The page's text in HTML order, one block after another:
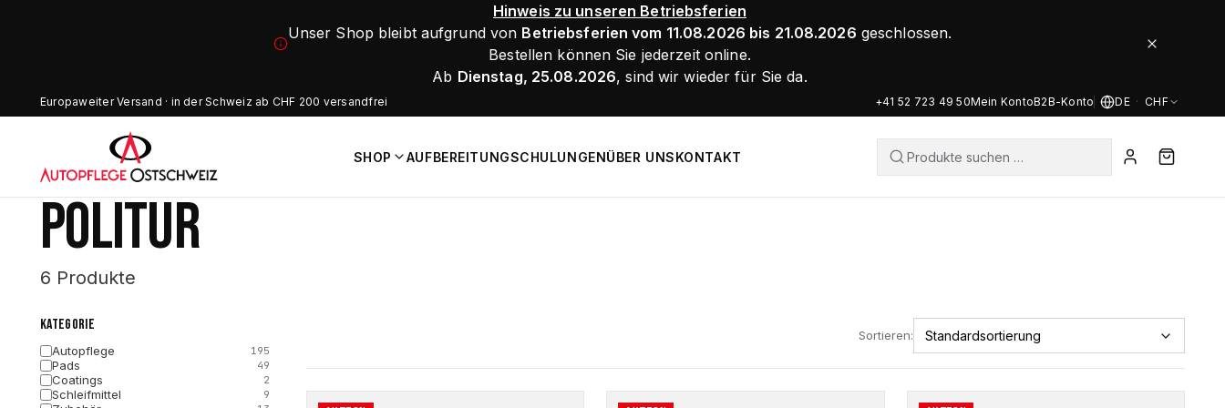
Hinweis zu unseren Betriebsferien
Unser Shop bleibt aufgrund von Betriebsferien vom 11.08.2026 bis 21.08.2026 geschlossen.
Bestellen können Sie jederzeit online.
Ab Dienstag, 25.08.2026, sind wir wieder für Sie da.
Europaweiter Versand · in der Schweiz ab CHF 200 versandfrei +41 52 723 49 50Mein KontoB2B-Konto DE · CHF
SHOP AUFBEREITUNGSCHULUNGENÜBER UNSKONTAKT
POLITUR
6 Produkte
KATEGORIE
Autopflege 195
Pads 49
Coatings 2
Schleifmittel 9
Sortieren:
Dieses
Dieses
Dieses